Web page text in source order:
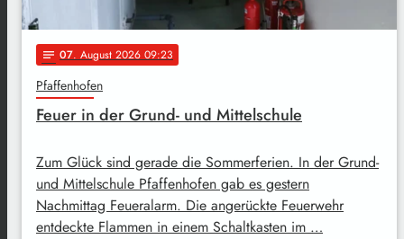
notes 07. August 2026 09:23
Pfaffenhofen
Feuer in der Grund- und Mittelschule
Zum Glück sind gerade die Sommerferien. In der Grund-
und Mittelschule Pfaffenhofen gab es gestern
Nachmittag Feueralarm. Die angerückte Feuerwehr
entdeckte Flammen in einem Schaltkasten im …